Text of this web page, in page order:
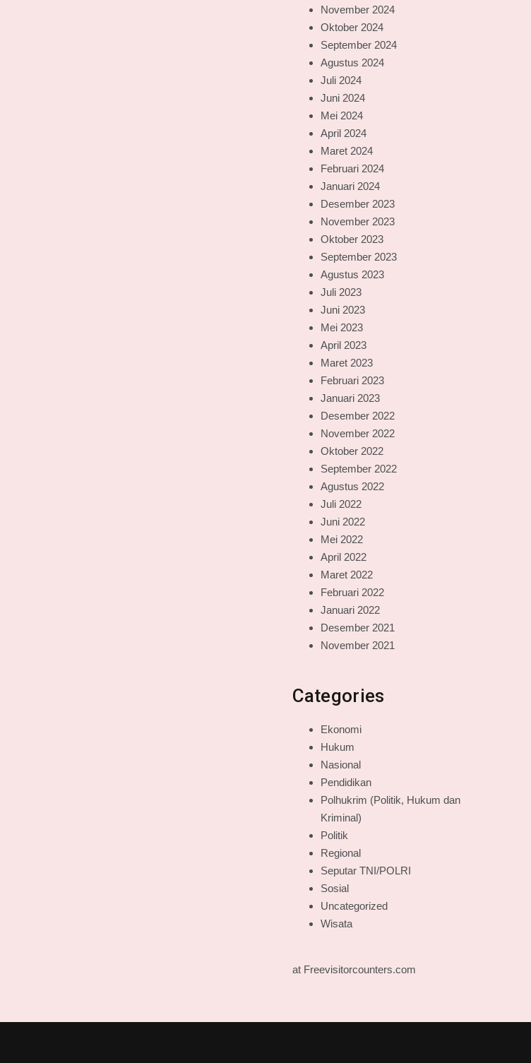
November 2024
Oktober 2024
September 2024
Agustus 2024
Juli 2024
Juni 2024
Mei 2024
April 2024
Maret 2024
Februari 2024
Januari 2024
Desember 2023
November 2023
Oktober 2023
September 2023
Agustus 2023
Juli 2023
Juni 2023
Mei 2023
April 2023
Maret 2023
Februari 2023
Januari 2023
Desember 2022
November 2022
Oktober 2022
September 2022
Agustus 2022
Juli 2022
Juni 2022
Mei 2022
April 2022
Maret 2022
Februari 2022
Januari 2022
Desember 2021
November 2021
Categories
Ekonomi
Hukum
Nasional
Pendidikan
Polhukrim (Politik, Hukum dan
Kriminal)
Politik
Regional
Seputar TNI/POLRI
Sosial
Uncategorized
Wisata
at Freevisitorcounters.com